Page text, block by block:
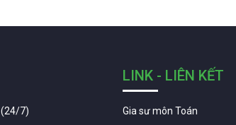
(24/7)
LINK - LIÊN KẾT
Gia sư môn Toán